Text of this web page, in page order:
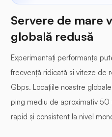
Servere de mare
globală redusă
Experimentați performanțe
frecvență ridicată și viteze de
Gbps. Locațiile noastre
ping mediu de aproximativ
rapid și consistent la nivel